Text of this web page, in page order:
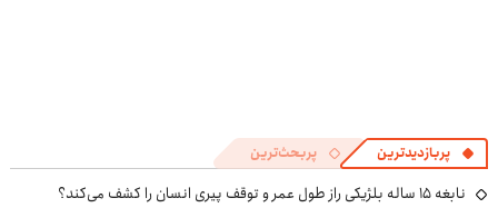
پربازدیدترین پربحث‌ترین
نابغه ۱۵ ساله بلژیکی راز طول عمر و توقف پیری انسان را کشف می‌کند؟